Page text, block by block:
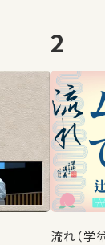
2
流れ（学